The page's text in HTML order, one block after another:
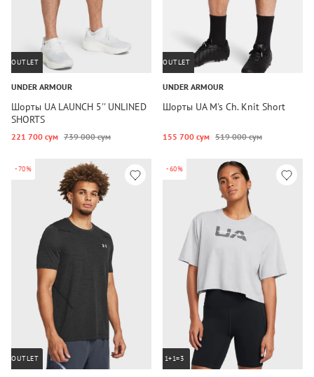
OUTLET
UNDER ARMOUR
Шорты UA LAUNCH 5'' UNLINED
SHORTS
221 700 сум 739 000 сум
OUTLET
UNDER ARMOUR
Шорты UA M's Ch. Knit Short
155 700 сум 519 000 сум
-70%
OUTLET
-60%
1+1=3